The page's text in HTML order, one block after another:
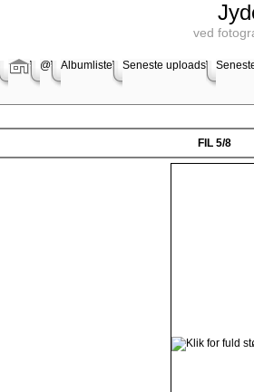
ved
@ Albumliste Seneste uploads
FIL 5/8